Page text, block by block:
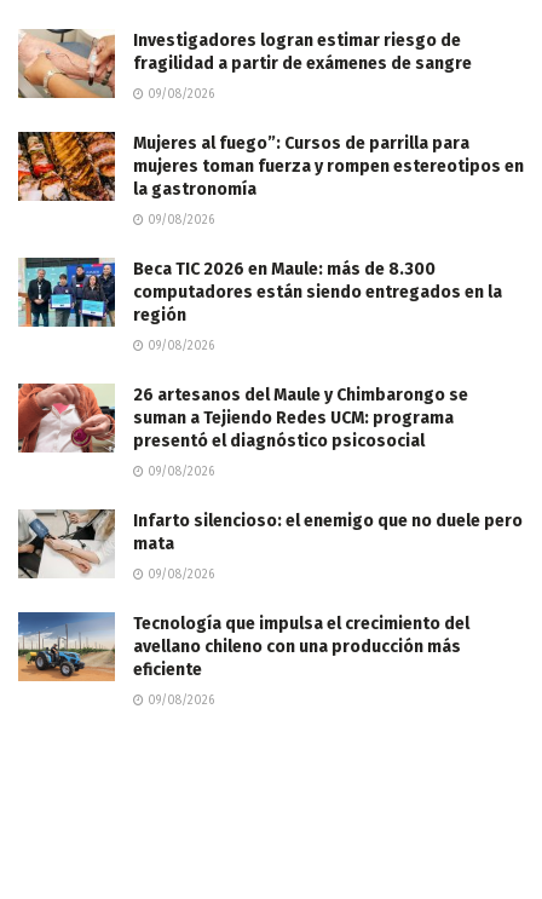
Investigadores logran estimar riesgo de
fragilidad a partir de exámenes de sangre
09/08/2026
Mujeres al fuego”: Cursos de parrilla para
mujeres toman fuerza y rompen estereotipos en
la gastronomía
09/08/2026
Beca TIC 2026 en Maule: más de 8.300
computadores están siendo entregados en la
región
09/08/2026
26 artesanos del Maule y Chimbarongo se
suman a Tejiendo Redes UCM: programa
presentó el diagnóstico psicosocial
09/08/2026
Infarto silencioso: el enemigo que no duele pero
mata
09/08/2026
Tecnología que impulsa el crecimiento del
avellano chileno con una producción más
eficiente
09/08/2026